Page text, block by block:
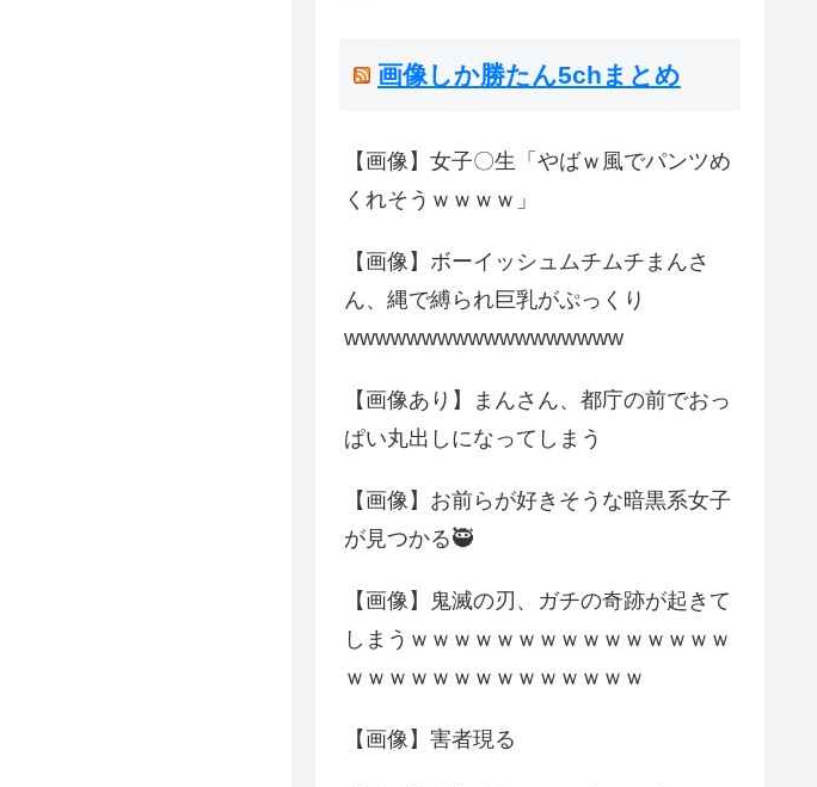
画像しか勝たん5chまとめ
【画像】女子〇生「やばｗ風でパンツめ
くれそうｗｗｗｗ」
【画像】ボーイッシュムチムチまんさ
ん、縄で縛られ巨乳がぷっくり
wwwwwwwwwwwwwwwwww
【画像あり】まんさん、都庁の前でおっ
ぱい丸出しになってしまう
【画像】お前らが好きそうな暗黒系女子
が見つかる🥷
【画像】鬼滅の刃、ガチの奇跡が起きて
しまうｗｗｗｗｗｗｗｗｗｗｗｗｗｗｗ
ｗｗｗｗｗｗｗｗｗｗｗｗｗｗ
【画像】害者現る